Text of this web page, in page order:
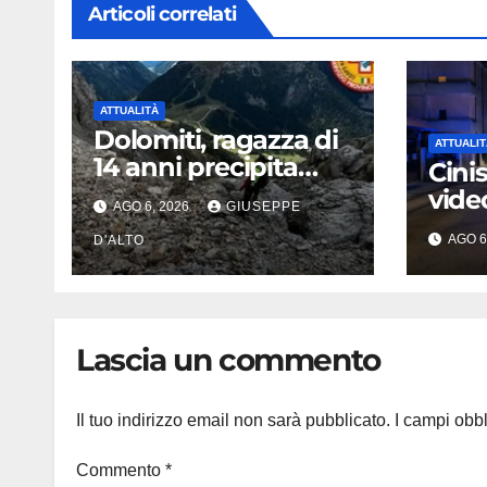
Articoli correlati
ATTUALITÀ
Dolomiti, ragazza di
14 anni precipita
durante
un’escursione:
tragedia sul Latemar
davanti alla famiglia
AGO 6, 2026 GIUSEPPE
D'ALTO
l’ex
lotta
AGO
Lascia un commento
Il tuo indirizzo email non sarà pubblicato. I campi
Commento *